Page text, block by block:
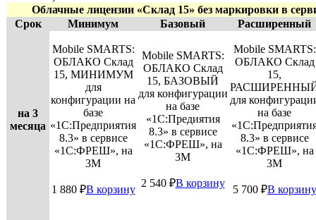
Облачные лицензии «Склад 15» без маркировки в
Срок
Минимум Базовый Расширенный
на 3
месяца
Mobile SMARTS:
ОБЛАКО Склад
15, МИНИМУМ
для
конфигурации на
базе
«1С:Предприятия
8.3» в сервисе
«1С:ФРЕШ», на
3M
1 880 ₽В корзину
Mobile SMARTS:
ОБЛАКО Склад
15, БАЗОВЫЙ
для конфигурации
на базе
«1С:Предиятия
8.3» в сервисе
«1С:ФРЕШ», на
3M
2 540 ₽В корзину
Mobile SMARTS:
ОБЛАКО Склад
15,
для
на базе
8.3» в сервисе
«1С:ФРЕШ», на
3M
5 700 ₽В корзину